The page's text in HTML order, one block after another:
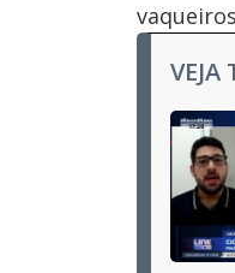
VEJA